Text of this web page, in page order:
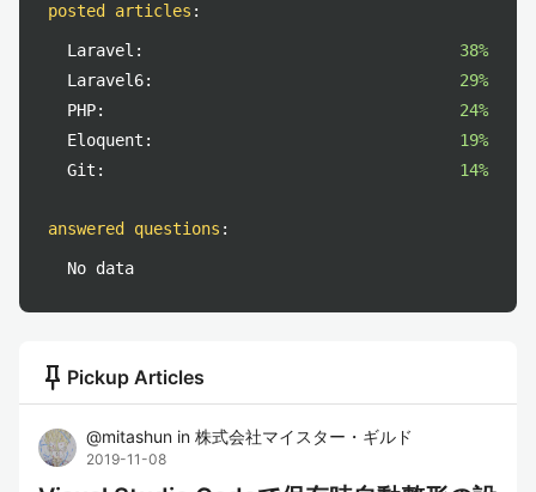
posted articles :
Laravel:
38%
Laravel6:
29%
PHP:
24%
Eloquent:
19%
Git:
14%
answered questions :
No data
push_pin Pickup Articles
@mitashun in 株式会社マイスター・ギルド
2019-11-08